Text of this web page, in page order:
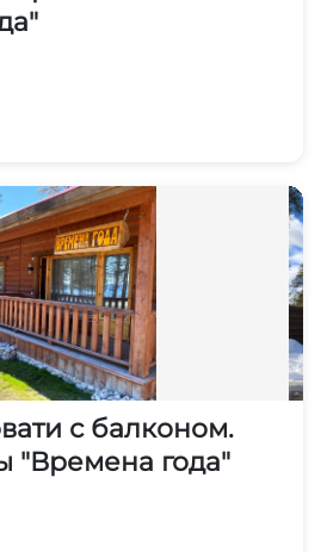
с балконом.
"Времена года"